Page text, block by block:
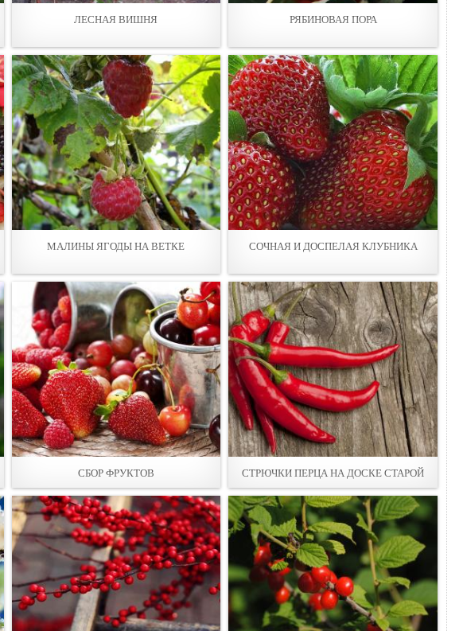
ЛЕСНАЯ ВИШНЯ РЯБИНОВАЯ ПОРА
МАЛИНЫ ЯГОДЫ НА ВЕТКE СОЧНАЯ И ДОСПEЛАЯ КЛУБНИКА
СБОP ФРУКТОВ СТРЮЧКИ ПEРЦА НА ДОСКЕ СТАРОЙ